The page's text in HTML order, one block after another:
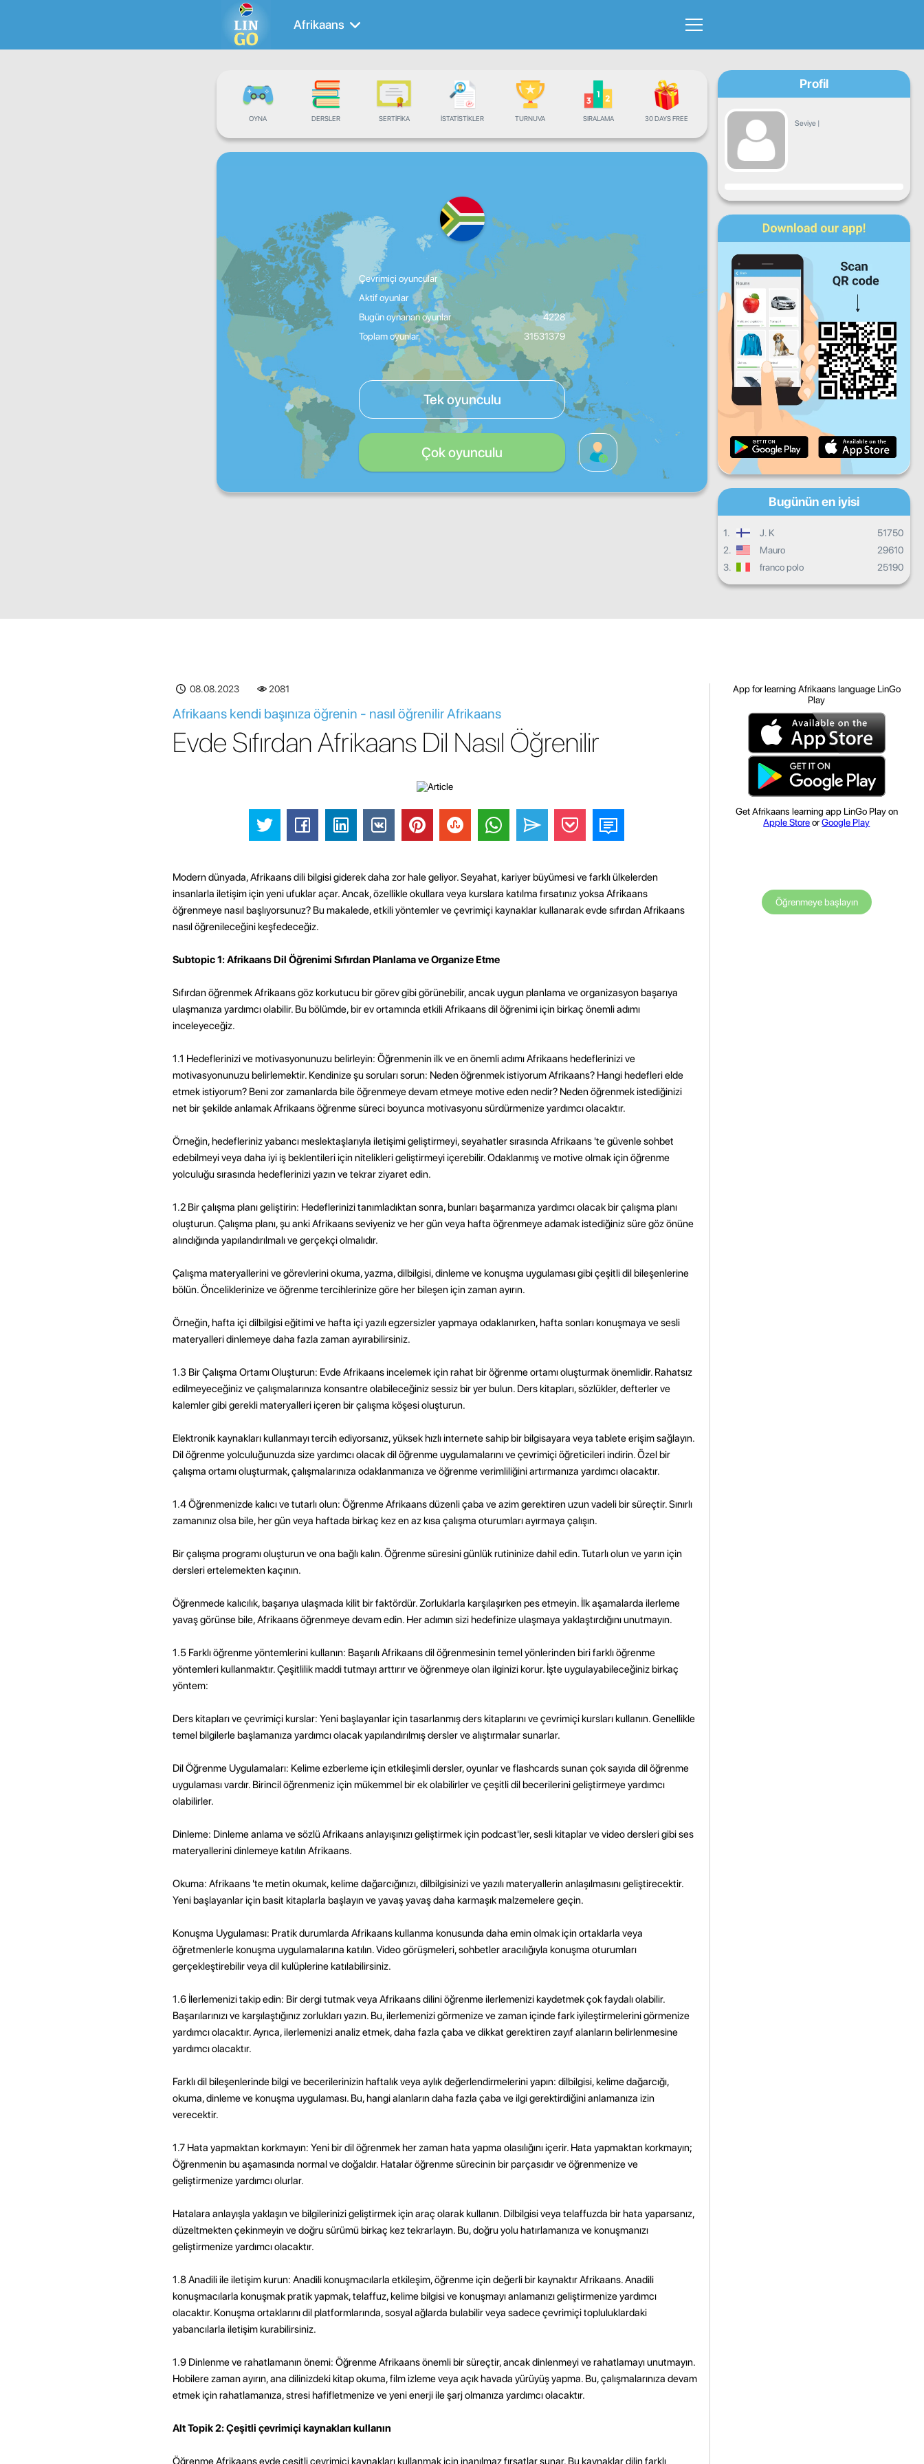
Afrikaans
OYNA DERSLER SERTIFIKA İSTATISTIKLER TURNUVA SIRALAMA 30 DAYS FREE
Çevrimiçi oyuncular
Aktif oyunlar
Bugün oynanan oyunlar
4228
Toplam oyunlar
31531379
Tek oyunculu
Çok oyunculu
Profil
Seviye |
İlerleme
Ça Pe
Ct Pa
Günlük ilerleme
Aylık ilerleme
Genel ilerleme
Bugünün en iyisi
1. J. K
51750
2.
Mauro
29610
3.
franco polo 25190
08.08.2023 2082
Afrikaans kendi başınıza öğrenin - nasıl öğrenilir Afrikaans
Evde Sıfırdan Afrikaans Dil Nasıl Öğrenilir
Modern dünyada, Afrikaans dili bilgisi giderek daha zor hale geliyor. Seyahat, kariyer büyümesi ve farklı ülkelerden
insanlarla iletişim için yeni ufuklar açar. Ancak, özellikle okullara veya kurslara katılma fırsatınız yoksa Afrikaans
öğrenmeye nasıl başlıyorsunuz? Bu makalede, etkili yöntemler ve çevrimiçi kaynaklar kullanarak evde sıfırdan Afrikaans
nasıl öğrenileceğini keşfedeceğiz.
Subtopic 1: Afrikaans Dil Öğrenimi Sıfırdan Planlama ve Organize Etme
Sıfırdan öğrenmek Afrikaans göz korkutucu bir görev gibi görünebilir, ancak uygun planlama ve organizasyon başarıya
ulaşmanıza yardımcı olabilir. Bu bölümde, bir ev ortamında etkili Afrikaans dil öğrenimi için birkaç önemli adımı
inceleyeceğiz.
1.1 Hedeflerinizi ve motivasyonunuzu belirleyin: Öğrenmenin ilk ve en önemli adımı Afrikaans hedeflerinizi ve
motivasyonunuzu belirlemektir. Kendinize şu soruları sorun: Neden öğrenmek istiyorum Afrikaans? Hangi hedefleri elde
etmek istiyorum? Beni zor zamanlarda bile öğrenmeye devam etmeye motive eden nedir? Neden öğrenmek istediğinizi
net bir şekilde anlamak Afrikaans öğrenme süreci boyunca motivasyonu sürdürmenize yardımcı olacaktır.
Örneğin, hedefleriniz yabancı meslektaşlarıyla iletişimi geliştirmeyi, seyahatler sırasında Afrikaans 'te güvenle sohbet
edebilmeyi veya daha iyi iş beklentileri için nitelikleri geliştirmeyi içerebilir. Odaklanmış ve motive olmak için öğrenme
yolculuğu sırasında hedeflerinizi yazın ve tekrar ziyaret edin.
1.2 Bir çalışma planı geliştirin: Hedeflerinizi tanımladıktan sonra, bunları başarmanıza yardımcı olacak bir çalışma planı
oluşturun. Çalışma planı, şu anki Afrikaans seviyeniz ve her gün veya hafta öğrenmeye adamak istediğiniz süre göz önüne
alındığında yapılandırılmalı ve gerçekçi olmalıdır.
Çalışma materyallerini ve görevlerini okuma, yazma, dilbilgisi, dinleme ve konuşma uygulaması gibi çeşitli dil bileşenlerine
bölün. Önceliklerinize ve öğrenme tercihlerinize göre her bileşen için zaman ayırın.
Örneğin, hafta içi dilbilgisi eğitimi ve hafta içi yazılı egzersizler yapmaya odaklanırken, hafta sonları konuşmaya ve sesli
materyalleri dinlemeye daha fazla zaman ayırabilirsiniz.
1.3 Bir Çalışma Ortamı Oluşturun: Evde Afrikaans incelemek için rahat bir öğrenme ortamı oluşturmak önemlidir. Rahatsız
edilmeyeceğiniz ve çalışmalarınıza konsantre olabileceğiniz sessiz bir yer bulun. Ders kitapları, sözlükler, defterler ve
kalemler gibi gerekli materyalleri içeren bir çalışma köşesi oluşturun.
Elektronik kaynakları kullanmayı tercih ediyorsanız, yüksek hızlı internete sahip bir bilgisayara veya tablete erişim sağlayın.
Dil öğrenme yolculuğunuzda size yardımcı olacak dil öğrenme uygulamalarını ve çevrimiçi öğreticileri indirin. Özel bir
çalışma ortamı oluşturmak, çalışmalarınıza odaklanmanıza ve öğrenme verimliliğini artırmanıza yardımcı olacaktır.
1.4 Öğrenmenizde kalıcı ve tutarlı olun: Öğrenme Afrikaans düzenli çaba ve azim gerektiren uzun vadeli bir süreçtir. Sınırlı
zamanınız olsa bile, her gün veya haftada birkaç kez en az kısa çalışma oturumları ayırmaya çalışın.
Bir çalışma programı oluşturun ve ona bağlı kalın. Öğrenme süresini günlük rutininize dahil edin. Tutarlı olun ve yarın için
dersleri ertelemekten kaçının.
Öğrenmede kalıcılık, başarıya ulaşmada kilit bir faktördür. Zorluklarla karşılaşırken pes etmeyin. İlk aşamalarda ilerleme
yavaş görünse bile, Afrikaans öğrenmeye devam edin. Her adımın sizi hedefinize ulaşmaya yaklaştırdığını unutmayın.
1.5 Farklı öğrenme yöntemlerini kullanın: Başarılı Afrikaans dil öğrenmesinin temel yönlerinden biri farklı öğrenme
yöntemleri kullanmaktır. Çeşitlilik maddi tutmayı arttırır ve öğrenmeye olan ilginizi korur. İşte uygulayabileceğiniz birkaç
yöntem:
Ders kitapları ve çevrimiçi kurslar: Yeni başlayanlar için tasarlanmış ders kitaplarını ve çevrimiçi kursları kullanın. Genellikle
temel bilgilerle başlamanıza yardımcı olacak yapılandırılmış dersler ve alıştırmalar sunarlar.
Dil Öğrenme Uygulamaları: Kelime ezberleme için etkileşimli dersler, oyunlar ve flashcards sunan çok sayıda dil öğrenme
uygulaması vardır. Birincil öğrenmeniz için mükemmel bir ek olabilirler ve çeşitli dil becerilerini geliştirmeye yardımcı
olabilirler.
Dinleme: Dinleme anlama ve sözlü Afrikaans anlayışınızı geliştirmek için podcast'ler, sesli kitaplar ve video dersleri gibi ses
materyallerini dinlemeye katılın Afrikaans.
Okuma: Afrikaans 'te metin okumak, kelime dağarcığınızı, dilbilgisinizi ve yazılı materyallerin anlaşılmasını geliştirecektir.
Yeni başlayanlar için basit kitaplarla başlayın ve yavaş yavaş daha karmaşık malzemelere geçin.
Konuşma Uygulaması: Pratik durumlarda Afrikaans kullanma konusunda daha emin olmak için ortaklarla veya
öğretmenlerle konuşma uygulamalarına katılın. Video görüşmeleri, sohbetler aracılığıyla konuşma oturumları
gerçekleştirebilir veya dil kulüplerine katılabilirsiniz.
1.6 İlerlemenizi takip edin: Bir dergi tutmak veya Afrikaans dilini öğrenme ilerlemenizi kaydetmek çok faydalı olabilir.
Başarılarınızı ve karşılaştığınız zorlukları yazın. Bu, ilerlemenizi görmenize ve zaman içinde fark iyileştirmelerini görmenize
yardımcı olacaktır. Ayrıca, ilerlemenizi analiz etmek, daha fazla çaba ve dikkat gerektiren zayıf alanların belirlenmesine
yardımcı olacaktır.
Farklı dil bileşenlerinde bilgi ve becerilerinizin haftalık veya aylık değerlendirmelerini yapın: dilbilgisi, kelime dağarcığı,
okuma, dinleme ve konuşma uygulaması. Bu, hangi alanların daha fazla çaba ve ilgi gerektirdiğini anlamanıza izin
verecektir.
1.7 Hata yapmaktan korkmayın: Yeni bir dil öğrenmek her zaman hata yapma olasılığını içerir. Hata yapmaktan korkmayın;
Öğrenmenin bu aşamasında normal ve doğaldır. Hatalar öğrenme sürecinin bir parçasıdır ve öğrenmenize ve
geliştirmenize yardımcı olurlar.
Hatalara anlayışla yaklaşın ve bilgilerinizi geliştirmek için araç olarak kullanın. Dilbilgisi veya telaffuzda bir hata yaparsanız,
düzeltmekten çekinmeyin ve doğru sürümü birkaç kez tekrarlayın. Bu, doğru yolu hatırlamanıza ve konuşmanızı
geliştirmenize yardımcı olacaktır.
1.8 Anadili ile iletişim kurun: Anadili konuşmacılarla etkileşim, öğrenme için değerli bir kaynaktır Afrikaans. Anadili
konuşmacılarla konuşmak pratik yapmak, telaffuz, kelime bilgisi ve konuşmayı anlamanızı geliştirmenize yardımcı
olacaktır. Konuşma ortaklarını dil platformlarında, sosyal ağlarda bulabilir veya sadece çevrimiçi topluluklardaki
yabancılarla iletişim kurabilirsiniz.
1.9 Dinlenme ve rahatlamanın önemi: Öğrenme Afrikaans önemli bir süreçtir, ancak dinlenmeyi ve rahatlamayı unutmayın.
Hobilere zaman ayırın, ana dilinizdeki kitap okuma, film izleme veya açık havada yürüyüş yapma. Bu, çalışmalarınıza devam
etmek için rahatlamanıza, stresi hafifletmenize ve yeni enerji ile şarj olmanıza yardımcı olacaktır.
Alt Topik 2: Çeşitli çevrimiçi kaynakları kullanın
Öğrenme Afrikaans evde çeşitli çevrimiçi kaynakları kullanmak için inanılmaz fırsatlar sunar. Bu kaynaklar dilin farklı
App for learning Afrikaans language LinGo
Play
Get Afrikaans learning app LinGo Play on
Apple StoreorGoogle Play
Öğrenmeye başlayın